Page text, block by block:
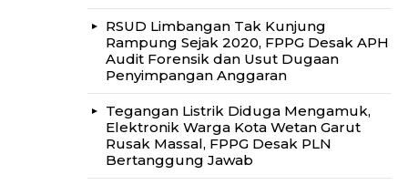
RSUD Limbangan Tak Kunjung
Rampung Sejak 2020, FPPG Desak APH
Audit Forensik dan Usut Dugaan
Penyimpangan Anggaran
Tegangan Listrik Diduga Mengamuk,
Elektronik Warga Kota Wetan Garut
Rusak Massal, FPPG Desak PLN
Bertanggung Jawab